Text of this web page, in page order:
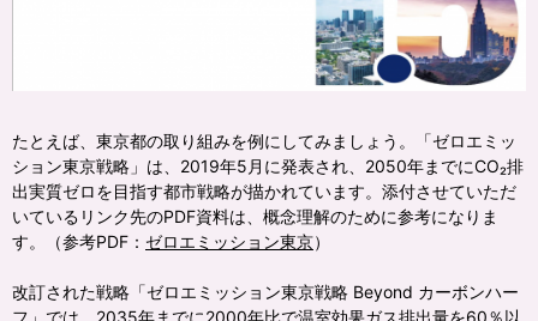
たとえば、東京都の取り組みを例にしてみましょう。「ゼロエミッ
ション東京戦略」は、2019年5月に発表され、2050年までにCO₂排
出実質ゼロを目指す都市戦略が描かれています。添付させていただ
いているリンク先のPDF資料は、概念理解のために参考になりま
す。（参考PDF： ゼロエミッション東京）
改訂された戦略「ゼロエミッション東京戦略 Beyond カーボンハー